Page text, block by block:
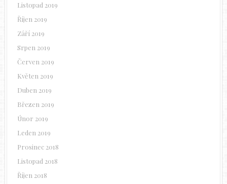
Listopad 2019
Říjen 2019
Září 2019
Srpen 2019
Červen 2019
Květen 2019
Duben 2019
Březen 2019
Únor 2019
Leden 2019
Prosinec 2018
Listopad 2018
Říjen 2018